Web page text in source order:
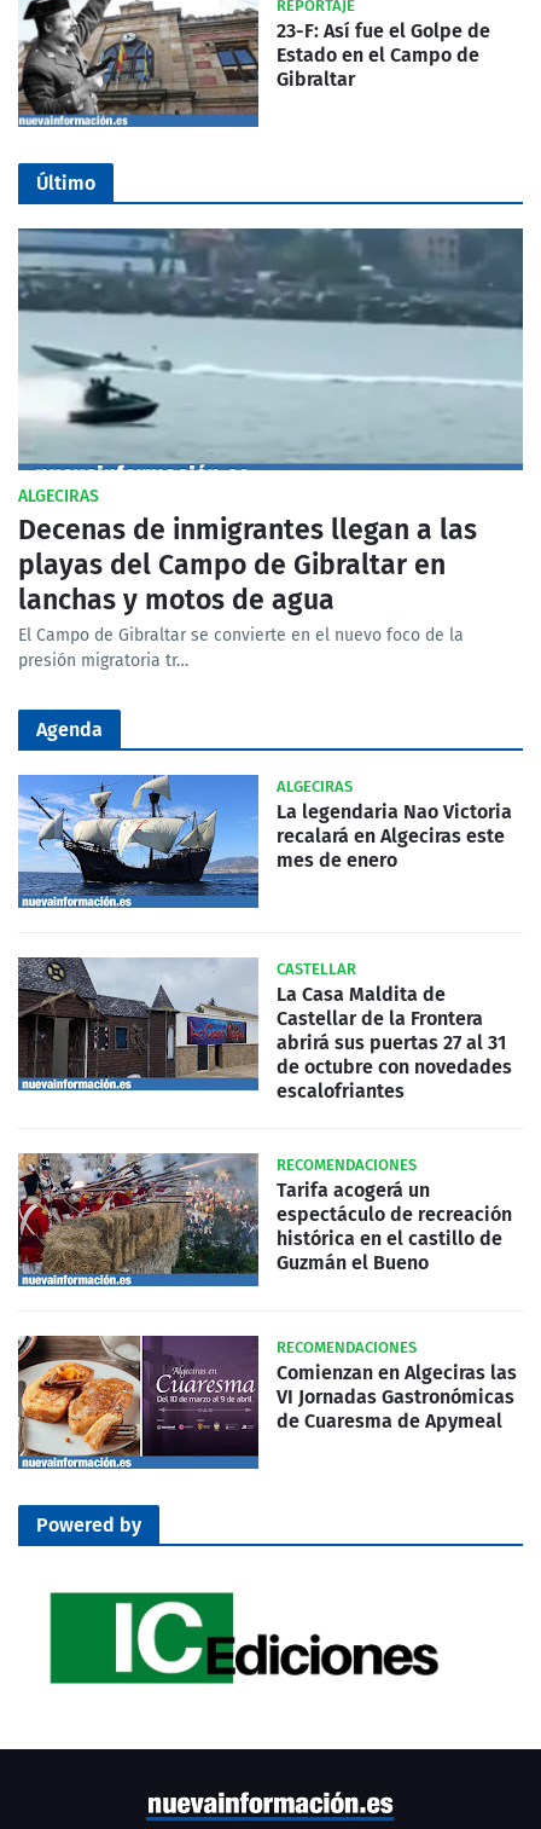
REPORTAJE
23-F: Así fue el Golpe de
Estado en el Campo de
Gibraltar
Último
ALGECIRAS
Decenas de inmigrantes llegan a las
playas del Campo de Gibraltar en
lanchas y motos de agua
El Campo de Gibraltar se convierte en el nuevo foco de la
presión migratoria tr…
Agenda
ALGECIRAS
La legendaria Nao Victoria
recalará en Algeciras este
mes de enero
CASTELLAR
La Casa Maldita de
Castellar de la Frontera
abrirá sus puertas 27 al 31
de octubre con novedades
escalofriantes
RECOMENDACIONES
Tarifa acogerá un
espectáculo de recreación
histórica en el castillo de
Guzmán el Bueno
RECOMENDACIONES
Comienzan en Algeciras las
VI Jornadas Gastronómicas
de Cuaresma de Apymeal
Powered by